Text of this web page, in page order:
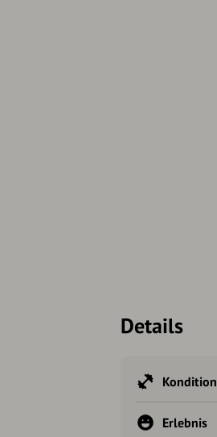
Details
Kondition
Erlebnis